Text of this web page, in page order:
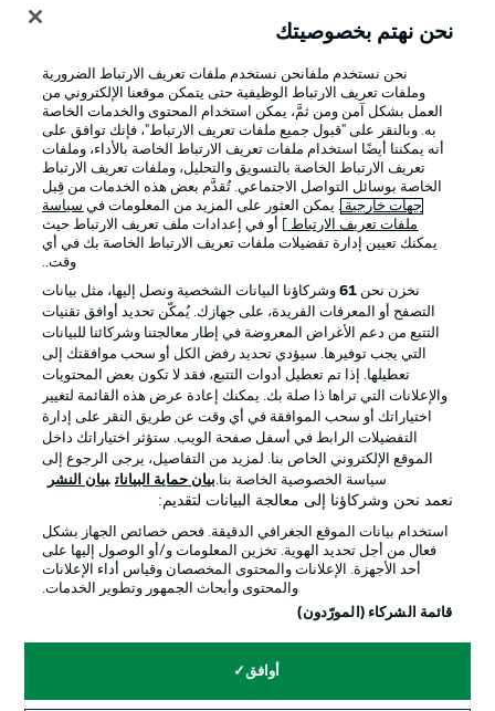
الإعلانات الإخطارات القانونية
شروط الاستخدام القنوات الناقلة
الوظائف جهة النشر
تواصل معنا اللاعبون
© 2026 Bundesliga-Gruppe GmbH
نحن نهتم بخصوصيتك
نحن نستخدم ملفانحن نستخدم ملفات تعريف الارتباط الضرورية
وملفات تعريف الارتباط الوظيفية حتى يتمكن موقعنا الإلكتروني من
العمل بشكل آمن ومن ثمَّ، يمكن استخدام المحتوى والخدمات الخاصة
به. وبالنقر على "قبول جميع ملفات تعريف الارتباط"، فإنك توافق على
أنه يمكننا أيضًا استخدام ملفات تعريف الارتباط الخاصة بالأداء، وملفات
تعريف الارتباط الخاصة بالتسويق والتحليل، وملفات تعريف الارتباط
الخاصة بوسائل التواصل الاجتماعي. تُقدَّم بعض هذه الخدمات من قِبل
جهات خارجية . يمكن العثور على المزيد من المعلومات في سياسة
ملفات تعريف الارتباط
] أو في إعدادات ملف تعريف الارتباط حيث
يمكنك تعيين إدارة تفضيلات ملفات تعريف الارتباط الخاصة بك في أي
وقت..
نخزن نحن 61وشركاؤنا البيانات الشخصية ونصل إليها، مثل بيانات
التصفح أو المعرفات الفريدة، على جهازك. يُمكّن تحديد أوافق تقنيات
التتبع من دعم الأغراض المعروضة في إطار معالجتنا وشركائنا للبيانات
التي يجب توفيرها. سيؤدي تحديد رفض الكل أو سحب موافقتك إلى
تعطيلها. إذا تم تعطيل أدوات التتبع، فقد لا تكون بعض المحتويات
والإعلانات التي تراها ذا صلة بك. يمكنك إعادة عرض هذه القائمة لتغيير
اختياراتك أو سحب الموافقة في أي وقت عن طريق النقر على إدارة
التفضيلات الرابط في أسفل صفحة الويب. ستؤثر اختياراتك داخل
الموقع الإلكتروني الخاص بنا. لمزيد من التفاصيل، يرجى الرجوع إلى
سياسة الخصوصية الخاصة بنا.بيان حماية البيانات بيان النشر
نعمد نحن وشركاؤنا إلى معالجة البيانات لتقديم:
استخدام بيانات الموقع الجغرافي الدقيقة. فحص خصائص الجهاز بشكل
فعال من أجل تحديد الهوية. تخزين المعلومات و/أو الوصول إليها على
أحد الأجهزة. الإعلانات والمحتوى المخصصان وقياس أداء الإعلانات
والمحتوى وأبحاث الجمهور وتطوير الخدمات.
قائمة الشركاء (المورّدون)
أوافق